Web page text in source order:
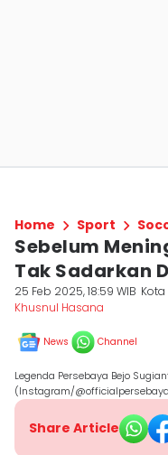
Home Sport
Sebelum
Tak Sadarkan
25 Feb 2025, 18:59 WIB
Khusnul Hasana
News Channel
Legenda Persebaya Bejo
(Instagram/
Share Article